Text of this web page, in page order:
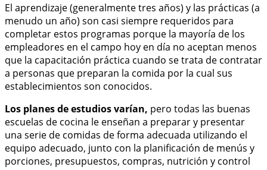
El aprendizaje (generalmente tres años) y las prácticas (a
menudo un año) son casi siempre requeridos para
completar estos programas porque la mayoría de los
empleadores en el campo hoy en día no aceptan menos
que la capacitación práctica cuando se trata de contratar
a personas que preparan la comida por la cual sus
establecimientos son conocidos.
Los planes de estudios varían, pero todas las buenas
escuelas de cocina le enseñan a preparar y presentar
una serie de comidas de forma adecuada utilizando el
equipo adecuado, junto con la planificación de menús y
porciones, presupuestos, compras, nutrición y control